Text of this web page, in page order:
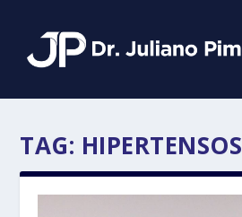
TAG: HIPERTENSOS